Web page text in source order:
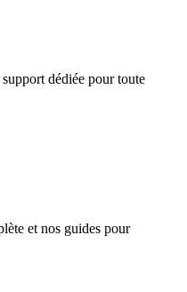
dédiée pour toute
et nos guides pour